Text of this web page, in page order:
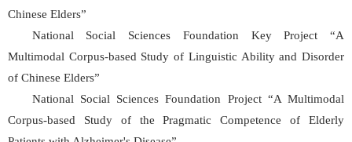
Chinese Elders”
National Social Sciences Foundation Key Project “A
Multimodal Corpus-based Study of Linguistic Ability and Disorder
of Chinese Elders”
National Social Sciences Foundation Project “A Multimodal
Corpus-based Study of the Pragmatic Competence of Elderly